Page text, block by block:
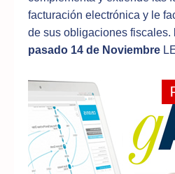
facturación electrónica y le
de sus obligaciones fiscales.
pasado 14 de Noviembre